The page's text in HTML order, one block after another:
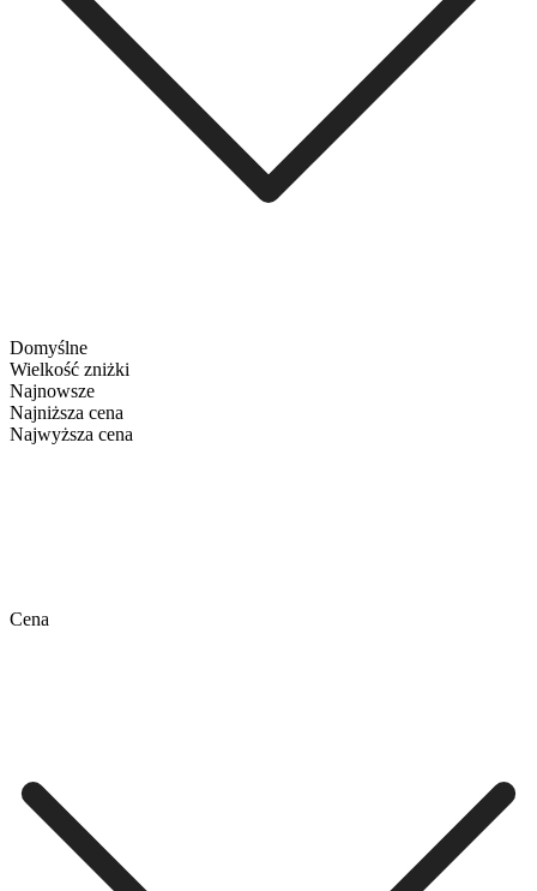
Domyślne
Wielkość zniżki
Najnowsze
Najniższa cena
Najwyższa cena
Cena